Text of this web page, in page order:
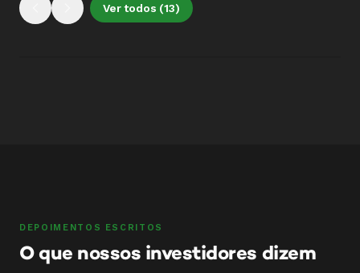
Ver todos (13)
DEPOIMENTOS ESCRITOS
O que nossos investidores dizem